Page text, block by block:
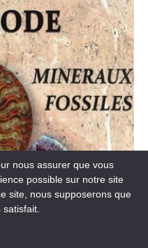
minéraux et fossiles au
nous assurer que vous
possible sur notre site
site, nous supposerons que